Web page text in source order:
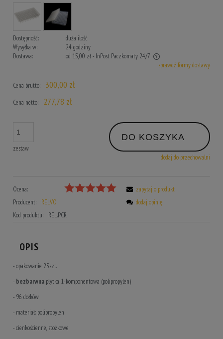
Dostępność:
duża ilość
Wysyłka w:
24 godziny
Dostawa:
od 15,00 zł - InPost Paczkomaty 24/7
sprawdź formy dostawy
Cena brutto: 300,00 zł
Cena netto: 277,78 zł
zestaw
DO KOSZYKA
dodaj do przechowalni
Ocena:
Producent:
RELVO
Kod produktu:
REL.PCR
zapytaj o produkt
dodaj opinię
OPIS
- opakowanie 25szt.
- bezbarwna płytka 1-komponentowa (polipropylen)
- 96 dołków
- materiał: polipropylen
- cienkościenne, stożkowe